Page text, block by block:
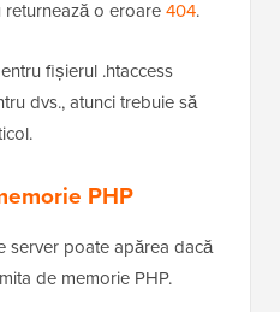
o eroare404.
fișierul .htaccess
dvs., atunci trebuie să
PHP
server poate apărea dacă
de memorie PHP.